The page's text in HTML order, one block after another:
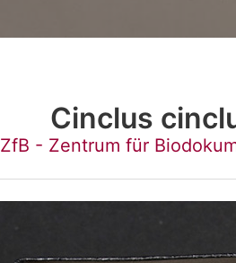
Cinclus
ZfB - Zentrum für